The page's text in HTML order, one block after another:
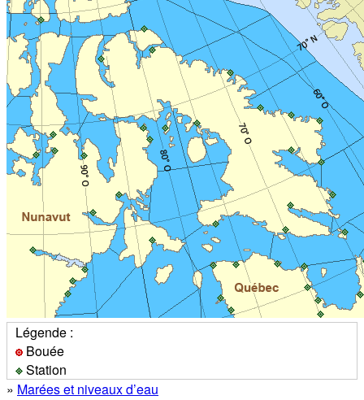
Légende :
Bouée
Station
» Marées et niveaux d’eau